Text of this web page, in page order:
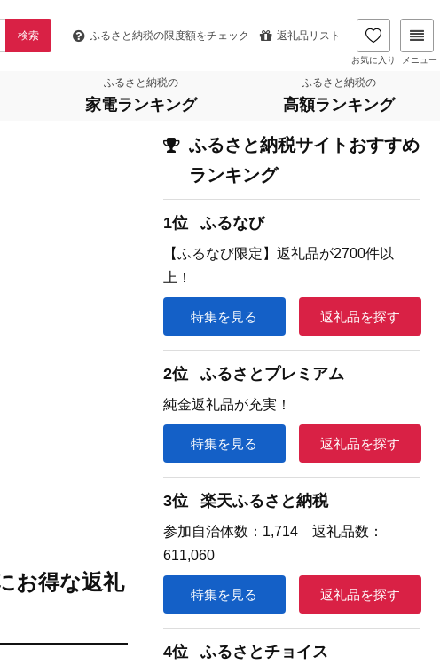
検索 ふるさと納税の限度額をチェック 返礼品リスト
お気に入り メニュー
ふるさと納税の
家電ランキング
ふるさと納税の
高額ランキング
お得な返礼
ふるさと納税サイトおすすめ
ランキング
1位 ふるなび
【ふるなび限定】返礼品が2700件以
上！
特集を見る 返礼品を探す
2位 ふるさとプレミアム
純金返礼品が充実！
特集を見る 返礼品を探す
3位 楽天ふるさと納税
参加自治体数：1,714 返礼品数：
611,060
特集を見る 返礼品を探す
4位 ふるさとチョイス